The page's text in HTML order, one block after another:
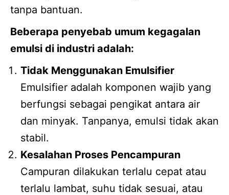
tanpa bantuan.
Beberapa penyebab umum kegagalan
emulsi di industri adalah:
Tidak Menggunakan Emulsifier
Emulsifier adalah komponen wajib yang
berfungsi sebagai pengikat antara air
dan minyak. Tanpanya, emulsi tidak akan
stabil.
Kesalahan Proses Pencampuran
Campuran dilakukan terlalu cepat atau
terlalu lambat, suhu tidak sesuai, atau